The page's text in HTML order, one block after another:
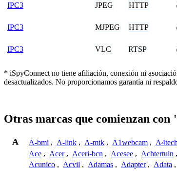
IPC3 JPEG HTTP
IPC3 MJPEG HTTP
IPC3 VLC RTSP
* iSpyConnect no tiene afiliación, conexión ni
desactualizados. No proporcionamos garantía ni
Otras marcas que comienzan con
A A-bmi , A-link , A-mtk , A1webcam , A4tech
Ace , Acer , Aceri-bcn , Acesee , Achtertuin ,
Acunico , Acvil , Adamas , Adapter , Adata ,